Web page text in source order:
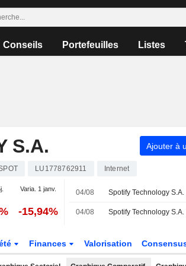
Conseils Portefeuilles Listes
S.A. Ajouter à
LU1778762911 Internet
Varia. 1 janv.
-15,94%
04/08
04/08
Finances Valorisation